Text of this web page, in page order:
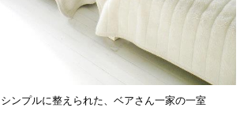
ンプルに整えられた、ベアさん一家の一室